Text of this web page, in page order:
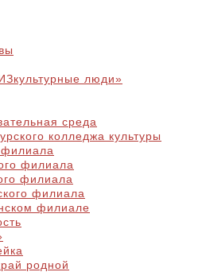
люди»
среда
колледжа культуры
филиала
филиала
филиала
филиале
родной